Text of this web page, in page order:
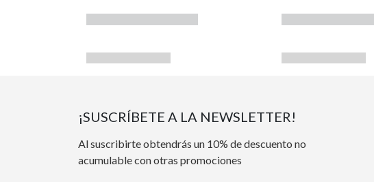
¡SUSCRÍBETE A LA NEWSLETTER!
Al suscribirte obtendrás un 10% de descuento no
acumulable con otras promociones